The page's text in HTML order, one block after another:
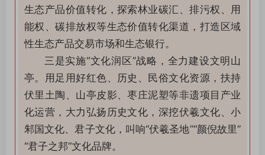
生态产品价值转化，探索林业碳汇、排污权、用
能权、碳排放权等生态价值转化渠道，打造区域
性生态产品交易市场和生态银行。
三是实施“文化润区”战略，全力建设文明山
亭。用足用好红色、历史、民俗文化资源，扶持
伏里土陶、山亭皮影、枣庄泥塑等非遗项目产业
化运营，大力弘扬历史文化，深挖伏羲文化、小
邾国文化、君子文化，叫响“伏羲圣地”“颜倪故里”
“君子之邦”文化品牌。